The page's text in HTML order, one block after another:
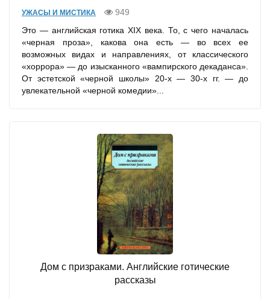
УЖАСЫ И МИСТИКА
949
Это — английская готика XIX века. То, с чего началась
«черная проза», какова она есть — во всех ее
возможных видах и направлениях, от классического
«хоррора» — до изысканного «вампирского декаданса».
От эстетской «черной школы» 20-х — 30-х гг. — до
увлекательной «черной комедии»...
Дом с призраками. Английские готические
рассказы